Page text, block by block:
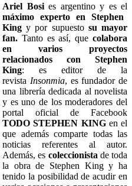
Ariel Bosies argentino y es el
máximo experto en Stephen
Kingy por supuestosu mayor
fan. Tanto es así, que colabora
en varios proyectos
relacionados con Stephen
King: es editor de la
revista Insonmia, es fundador de
una librería dedicada al novelista
y es uno de los moderadores del
portal oficial de Facebook
TODO STEPHEN KINGen el
que además comparte todas las
noticias referentes al autor.
Además, es coleccionista de toda
la obra de Stephen King y ha
tenido la posibilidad de acudir en